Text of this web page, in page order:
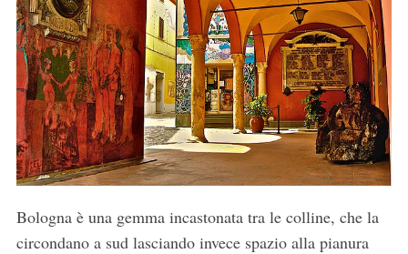
Bologna è una gemma incastonata tra le colline, che la
circondano a sud lasciando invece spazio alla pianura